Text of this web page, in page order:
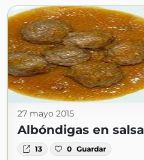
27 mayo 2015
Albóndigas en salsa
13 0 Guardar